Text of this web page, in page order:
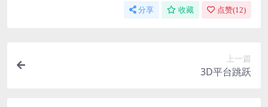
分享 收藏 点赞(12)
上一篇
3D平台跳跃